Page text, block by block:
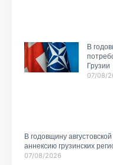
В
Грузии
07/08/
В годовщину
аннексию грузинских
07/08/2026